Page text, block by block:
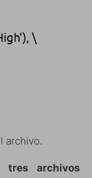
\
archivo.
tres archivos